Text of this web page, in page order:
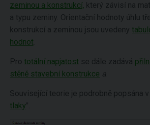
zeminou a konstrukcí, který závisí na
a typu zeminy. Orientační hodnoty úhlu
konstrukcí a zeminou jsou uvedeny
hodnot
Pro totální napjatost se dále zadává
stěně stavební konstrukce a
Související teorie je podrobně popsána
tlaky".